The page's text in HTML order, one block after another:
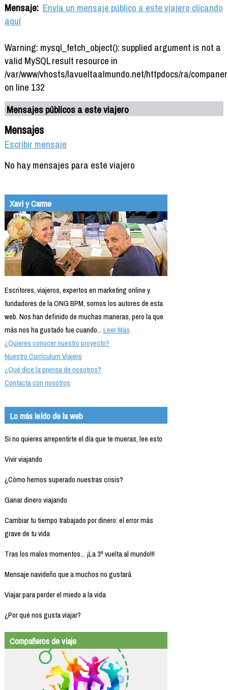
Mensaje: Envía un mensaje público a este viajero clicando
aquí
Warning: mysql_fetch_object(): supplied argument is not a
valid MySQL result resource in
/var/www/vhosts/lavueltaalmundo.net/httpdocs/ra/
on line 132
Mensajes públicos a este viajero
Mensajes
Escribir mensaje
No hay mensajes para este viajero
Xavi y Carme
Escritores, viajeros, expertos en marketing online y
fundadores de la ONG BPM, somos los autores de esta
web. Nos han definido de muchas maneras, pero la que
más nos ha gustado fue cuando...Leer Más
¿Quieres conocer nuestro proyecto?
Nuestro Currículum Viajero
¿Qué dice la prensa de nosotros?
Contacta con nosotros
Lo más leído de la web
Si no quieres arrepentirte el día que te mueras, lee esto
Vivir viajando
¿Cómo hemos superado nuestras crisis?
Ganar dinero viajando
Cambiar tu tiempo trabajado por dinero: el error más
grave de tu vida
Tras los malos momentos... ¡La 3ª vuelta al mundo!!!
Mensaje navideño que a muchos no gustará
Viajar para perder el miedo a la vida
¿Por qué nos gusta viajar?
Compañeros de viaje